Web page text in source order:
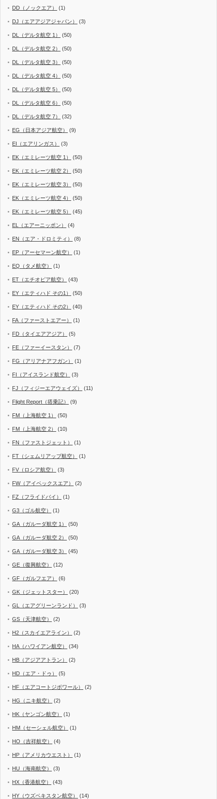
DD（ノックエア） (1)
DJ（エアアジアジャパン） (3)
DL（デルタ航空 1） (50)
DL（デルタ航空 2） (50)
DL（デルタ航空 3） (50)
DL（デルタ航空 4） (50)
DL（デルタ航空 5） (50)
DL（デルタ航空 6） (50)
DL（デルタ航空 7） (32)
EG（日本アジア航空） (9)
EI（エアリンガス） (3)
EK（エミレーツ航空 1） (50)
EK（エミレーツ航空 2） (50)
EK（エミレーツ航空 3） (50)
EK（エミレーツ航空 4） (50)
EK（エミレーツ航空 5） (45)
EL（エアーニッポン） (4)
EN（エア・ドロミティ） (8)
EP（アーセマーン航空） (1)
EQ（タメ航空） (1)
ET（エチオピア航空） (43)
EY（エティハド その1） (50)
EY（エティハド その2） (40)
FA（ファーストエアー） (1)
FD（タイエアアジア） (5)
FE（ファーイースタン） (7)
FG（アリアナアフガン） (1)
FI（アイスランド航空） (3)
FJ（フィジーエアウェイズ） (11)
Flight Report（搭乗記） (9)
FM（上海航空 1） (50)
FM（上海航空 2） (10)
FN（ファストジェット） (1)
FT（シェムリアップ航空） (1)
FV（ロシア航空） (3)
FW（アイベックスエア） (2)
FZ（フライドバイ） (1)
G3（ゴル航空） (1)
GA（ガルーダ航空 1） (50)
GA（ガルーダ航空 2） (50)
GA（ガルーダ航空 3） (45)
GE（復興航空） (12)
GF（ガルフエア） (6)
GK（ジェットスター） (20)
GL（エアグリーンランド） (3)
GS（天津航空） (2)
H2（スカイエアライン） (2)
HA（ハワイアン航空） (34)
HB（アジアアトラン） (2)
HD（エア・ドゥ） (5)
HF（エアコートジボワール） (2)
HG（ニキ航空） (2)
HK（ヤンゴン航空） (1)
HM（セーシェル航空） (1)
HO（吉祥航空） (4)
HP（アメリカウエスト） (1)
HU（海南航空） (3)
HX（香港航空） (43)
HY（ウズベキスタン航空） (14)